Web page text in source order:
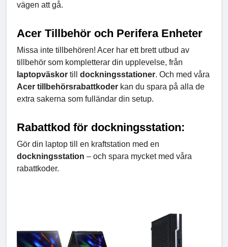
vägen att gå.
Acer Tillbehör och Perifera Enheter
Missa inte tillbehören! Acer har ett brett utbud av
tillbehör som kompletterar din upplevelse, från
laptopväskor till dockningsstationer. Och med våra
Acer tillbehörsrabattkoder kan du spara på alla de
extra sakerna som fulländar din setup.
Rabattkod för dockningsstation:
Gör din laptop till en kraftstation med en
dockningsstation – och spara mycket med våra
rabattkoder.